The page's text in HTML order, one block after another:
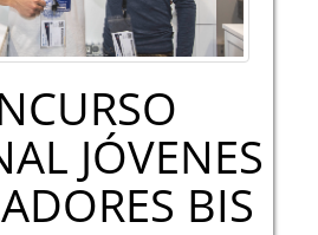
JÓVENES
BIS